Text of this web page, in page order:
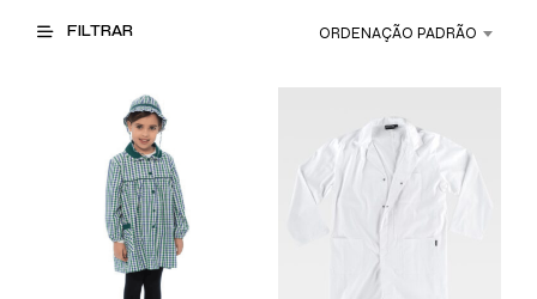
FILTRAR ORDENAÇÃO PADRÃO